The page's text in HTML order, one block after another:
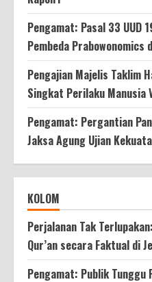
Pengamat: Pasal 33 UUD
Pembeda
Pengajian Majelis Taklim
Singkat Perilaku Manusia
Pengamat: Pergantian
Jaksa Agung Ujian
KOLOM
Perjalanan Tak
Qur’an secara Faktual di
Pengamat: Publik Tunggu